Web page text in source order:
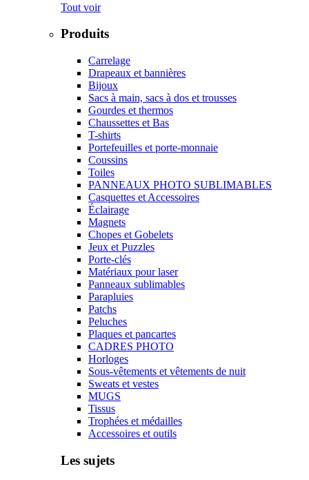
Tout voir
Produits
Carrelage
Drapeaux et bannières
Bijoux
Sacs à main, sacs à dos et trousses
Gourdes et thermos
Chaussettes et Bas
T-shirts
Portefeuilles et porte-monnaie
Coussins
Toiles
PANNEAUX PHOTO SUBLIMABLES
Casquettes et Accessoires
Éclairage
Magnets
Chopes et Gobelets
Jeux et Puzzles
Porte-clés
Matériaux pour laser
Panneaux sublimables
Parapluies
Patchs
Peluches
Plaques et pancartes
CADRES PHOTO
Horloges
Sous-vêtements et vêtements de nuit
Sweats et vestes
MUGS
Tissus
Trophées et médailles
Accessoires et outils
Les sujets